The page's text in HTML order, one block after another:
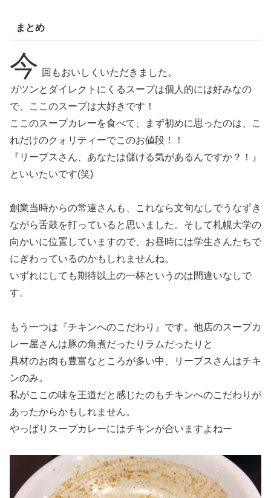
まとめ
今 回もおいしくいただきました。
ガツンとダイレクトにくるスープは個人的には好みなの
で、ここのスープは大好きです！
ここのスープカレーを食べて、まず初めに思ったのは、こ
れだけのクォリティーでこのお値段！！
『リーブスさん、あなたは儲ける気があるんですか？！』
といいたいです(笑)
創業当時からの常連さんも、これなら文句なしでうなずき
ながら舌鼓を打っていると思いました。そして札幌大学の
向かいに位置していますので、お昼時には学生さんたちで
にぎわっているのかもしれませんね。
いずれにしても期待以上の一杯というのは間違いなしで
す。
もう一つは『チキンへのこだわり』です。他店のスープカ
レー屋さんは豚の角煮だったりラムだったりと
具材のお肉も豊富なところが多い中、リーブスさんはチキ
ンのみ。
私がここの味を王道だと感じたのもチキンへのこだわりが
あったからかもしれません。
やっぱりスープカレーにはチキンが合いますよねー